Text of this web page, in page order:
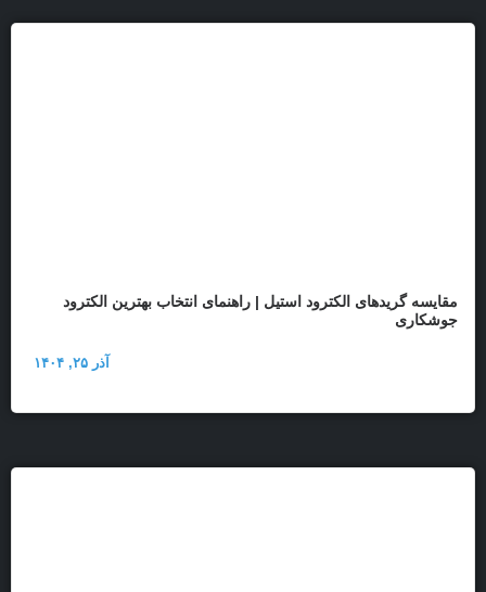
مقایسه گریدهای الکترود استیل | راهنمای انتخاب بهترین الکترود
جوشکاری
آذر ۲۵, ۱۴۰۴